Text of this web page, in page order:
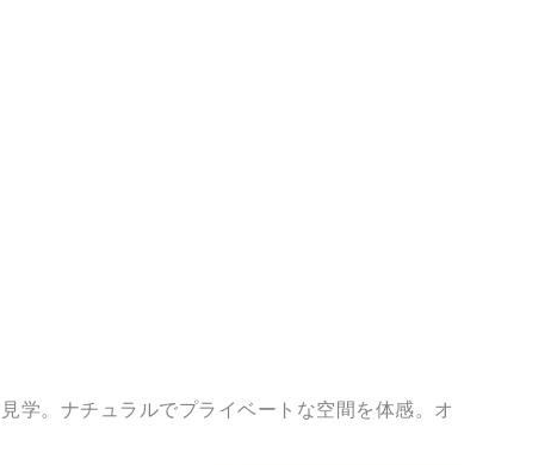
学。ナチュラルでプライベートな空間を体感。オ